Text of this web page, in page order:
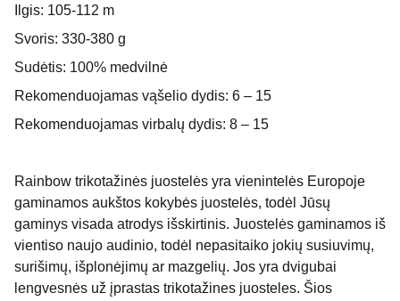
Ilgis: 105-112 m
Svoris: 330-380 g
Sudėtis: 100% medvilnė
Rekomenduojamas vąšelio dydis: 6 – 15
Rekomenduojamas virbalų dydis: 8 – 15
Rainbow trikotažinės juostelės yra vienintelės Europoje
gaminamos aukštos kokybės juostelės, todėl Jūsų
gaminys visada atrodys išskirtinis. Juostelės gaminamos iš
vientiso naujo audinio, todėl nepasitaiko jokių susiuvimų,
surišimų, išplonėjimų ar mazgelių. Jos yra dvigubai
lengvesnės už įprastas trikotažines juosteles. Šios